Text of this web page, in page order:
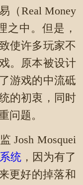
（Real Money
之中。但是，
使许多玩家不
。原本被设计
游戏的中流砥
的初衷，同时
问题。
Josh Mosquei
统，因为有了
更好的掉落和